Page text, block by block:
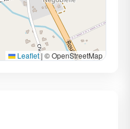
Leaflet | © OpenStreetMap